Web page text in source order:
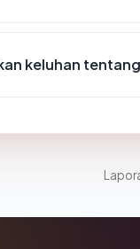
keluhan